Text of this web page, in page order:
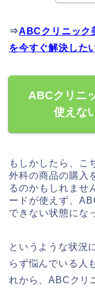
⇒ABCクリニック
を今すぐ解決した
ABCクリニ
使えな
もしかしたら、こ
外科の商品の購入
るのかもしれませ
ードが使えず、
できない状態にな
というような状況
らず悩んでいる人
れから、ABCクリ